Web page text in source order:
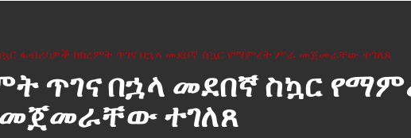
ፋብሪካዎች ከክረምት ጥገና በኋላ መደበኛ ስኳር የማምረት ሥራ መጀመራቸው ተገለጸ
ጥገና በኋላ መደበኛ ስኳር
መጀመራቸው ተገለጸ